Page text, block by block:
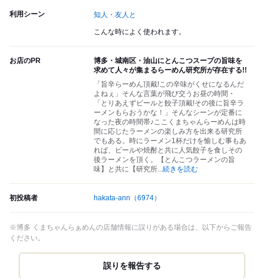
利用シーン 知人・友人と
こんな時によく使われます。
お店のPR
博多・城南区・油山にとんこつスープの旨味を
求めて人々が集まるらーめん研究所が存在する!!
「旨辛らーめん頂戴!この辛味がくせになるんだ
よねぇ」そんな言葉が飛び交うお昼の時間・
「とりあえずビールと餃子頂戴!その後に旨辛ラ
ーメンもらおうかな！」そんなシーンが定番に
なった夜の時間帯♪ここくまちゃんらーめんは時
間に応じたラーメンの楽しみ方を出来る研究所
でもある。時にラーメン1杯だけを愉しむ事もあ
れば、ビールや焼酎と共に人気餃子を食しその
後ラーメンを頂く。【とんこつラーメンの旨
味】と共に【研究所...続きを読む
初投稿者 hakata-ann （6974）
※博多 くまちゃんらぁめんの店舗情報に誤りがある場合は、以下からご報告
ください。
誤りを報告する